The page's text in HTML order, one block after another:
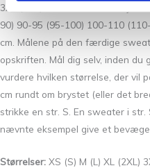
3XL (4XL) 5XL svarer til et
90) 90-95 (95-100) 100-110
cm. Målene på den færdige
opskriften. Mål dig selv, inden
vurdere hvilken størrelse, der vil
cm rundt om brystet (eller det
strikke en str. S. En sweater i
nævnte eksempel give et
Størrelser: XS (S) M (L) XL (2XL)